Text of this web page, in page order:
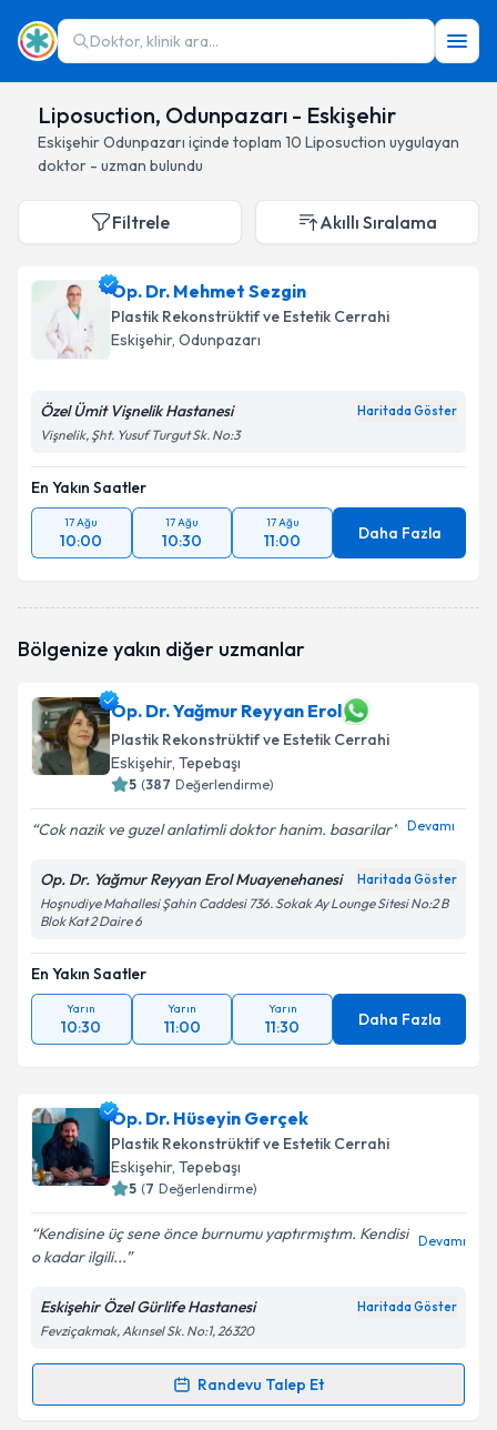
Doktor, klinik ara...
Liposuction, Odunpazarı - Eskişehir
EskişehirOdunpazarı içinde toplam 10 Liposuction uygulayan
doktor - uzman bulundu
Filtrele Akıllı Sıralama
Op. Dr. Mehmet Sezgin
Plastik Rekonstrüktif ve Estetik Cerrahi
Eskişehir, Odunpazarı
Özel Ümit Vişnelik Hastanesi Haritada Göster
Vişnelik, Şht. Yusuf Turgut Sk. No:3
En Yakın Saatler
17 Ağu
10:00
17 Ağu
10:30
17 Ağu
11:00 Daha Fazla
Bölgenize yakın diğer uzmanlar
Op. Dr. Yağmur Reyyan Erol
Plastik Rekonstrüktif ve Estetik Cerrahi
Eskişehir, Tepebaşı
5 (387 Değerlendirme)
Cok nazik ve guzel anlatimli doktor hanim. basarilar Devamı
Op. Dr. Yağmur Reyyan Erol Muayenehanesi Haritada Göster
Hoşnudiye Mahallesi Şahin Caddesi 736. Sokak Ay Lounge Sitesi No:2 B
Blok Kat 2 Daire 6
En Yakın Saatler
Yarın
10:30
Yarın
11:00
Yarın
11:30 Daha Fazla
Op. Dr. Hüseyin Gerçek
Plastik Rekonstrüktif ve Estetik Cerrahi
Eskişehir, Tepebaşı
5 (7 Değerlendirme)
Kendisine üç sene önce burnumu yaptırmıştım. Kendisi
o kadar ilgili...
Devamı
Eskişehir Özel Gürlife Hastanesi Haritada Göster
Fevziçakmak, Akınsel Sk. No:1, 26320
Randevu Talep Et
Randevu Takvimi Talebi